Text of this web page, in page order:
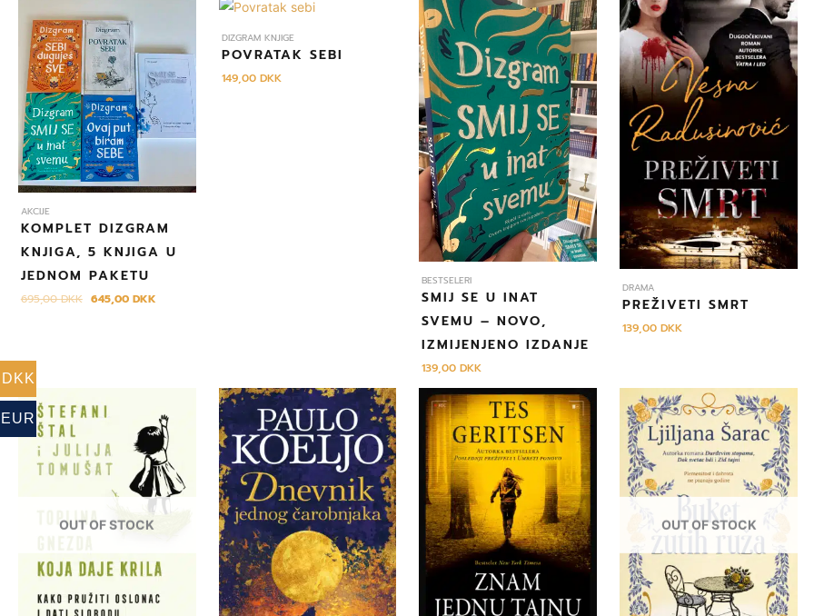
AKCIJE
KOMPLET DIZGRAM
KNJIGA, 5 KNJIGA U
JEDNOM PAKETU
695,00DKK
cijena
bila
je:
695,00 DKK.
645,00 DKK
645,00 DKK.
DIZGRAM KNJIGE
POVRATAK SEBI
149,00 DKK
BESTSELERI
SMIJ SE U INAT
SVEMU – NOVO,
IZMIJENJENO IZDANJE
139,00DKK
DRAMA
PREŽIVETI SMRT
139,00 DKK
OUT OF STOCK OUT OF STOCK
DKK
EUR